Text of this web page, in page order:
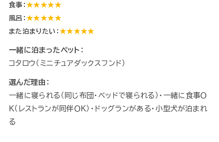
食事：★★★★★
風呂：★★★★★
また泊まりたい： ★★★★★
一緒に泊まったペット：
コタロウ（ミニチュアダックスフンド）
選んだ理由：
一緒に寝られる（同じ布団・ベッドで寝られる）・一緒に食事Ｏ
Ｋ（レストランが同伴ＯＫ）・ドッグランがある・小型犬が泊まれ
る